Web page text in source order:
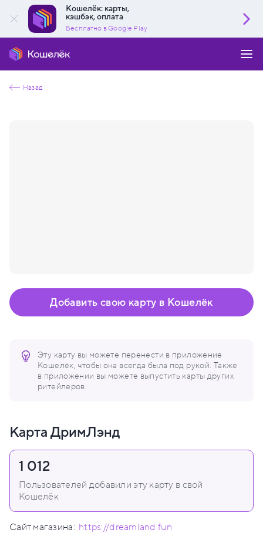
Кошелёк: карты,
кэшбэк, оплата
Бесплатно в Google Play
Назад
Эту карту вы можете перенести в приложение
Кошелёк, чтобы она всегда была под рукой. Также
в приложении вы можете выпустить карты других
ритейлеров.
Добавить свою карту в Кошелёк
Карта ДримЛэнд
1 012
Пользователей добавили эту карту в свой
Кошелёк
Сайт магазина: https://dreamland.fun